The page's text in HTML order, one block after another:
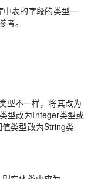
表的字段的类型一
。
型不一样，将其改为
型改为Integer类型或
类型改为String类